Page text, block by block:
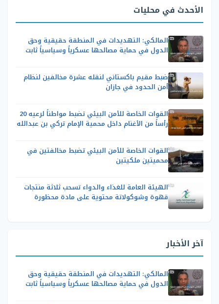
الأحدث في محليات
المالكي: التهديدات في المنطقة حقيقية وحق
الدول في حماية مصالحها عسكرياً وسياسياً ثابت
ضبط مقيم باكستاني لنقله عشرة مخالفين لنظام
أمن الحدود في جازان
القوات الخاصة للأمن البيئي تضبط مواطناً لرعيه 20
رأساً من الأغنام داخل محمية الإمام تركي بن عبدالله
القوات الخاصة للأمن البيئي تضبط مخالفتين في
محميتين ملكيتين
الهيئة العامة للغذاء والدواء تسحب ثلاثة منتجات
قهوة وشوكولاتة محتوية على مادة محظورة
آخر الأخبار
المالكي: التهديدات في المنطقة حقيقية وحق
الدول في حماية مصالحها عسكرياً وسياسياً ثابت